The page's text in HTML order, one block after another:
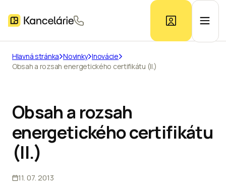
Ponuka kancelárií
Kontakt
Hlavná stránka Novinky Inovácie
Obsah a rozsah energetického certifikátu (II.)
Obsah a rozsah
energetického certifikátu
(II.)
11. 07. 2013